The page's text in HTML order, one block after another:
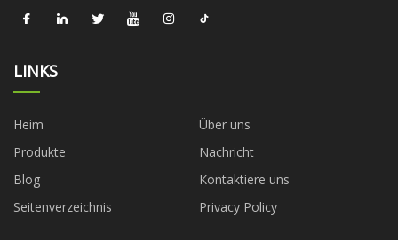
LINKS
Heim
Über uns
Produkte
Nachricht
Blog
Kontaktiere uns
Seitenverzeichnis
Privacy Policy